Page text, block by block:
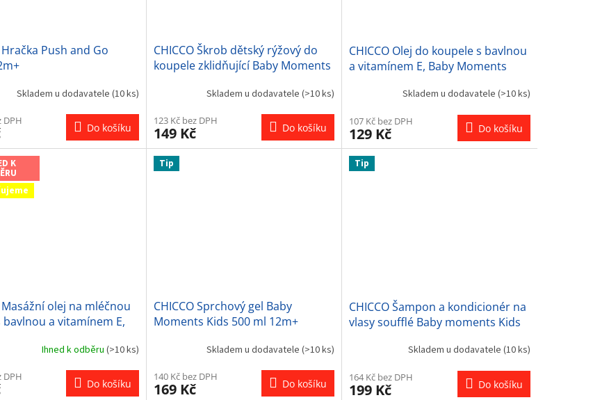
Hračka Push and Go
Skladem u dodavatele (10 ks)
DPH
Do košíku
CHICCO Škrob dětský rýžový do
koupele zklidňující Baby Moments
Skladem u dodavatele (>10 ks)
123 Kč bez DPH
149 Kč Do košíku
CHICCO Olej do koupele s bavlnou
a vitamínem E, Baby Moments
Skladem u dodavatele (>10 ks)
107 Kč bez DPH
129 Kč Do košíku
K
Masážní olej na mléčnou
a vitamínem E,
Ihned k odběru (>10 ks)
DPH
Do košíku
Tip
CHICCO Sprchový gel Baby
Moments Kids 500 ml 12m+
Skladem u dodavatele (>10 ks)
140 Kč bez DPH
169 Kč Do košíku
Tip
CHICCO Šampon a kondicionér na
vlasy soufflé Baby moments Kids
Skladem u dodavatele (10 ks)
164 Kč bez DPH
199 Kč Do košíku